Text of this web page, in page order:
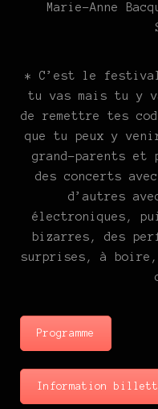
Marie-Anne
* C’est le
tu vas mais tu y
de remettre tes
que tu peux y
grand-parents et
des concerts
d’autres
électroniques,
bizarres, des
surprises, à boire,
Programme
Information